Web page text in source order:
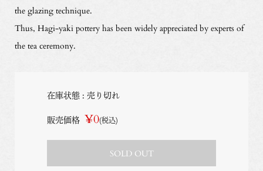
the glazing technique.
Thus, Hagi-yaki pottery has been widely appreciated by experts of
the tea ceremony.
在庫状態 : 売り切れ
販売価格 ¥0(税込)
SOLD OUT